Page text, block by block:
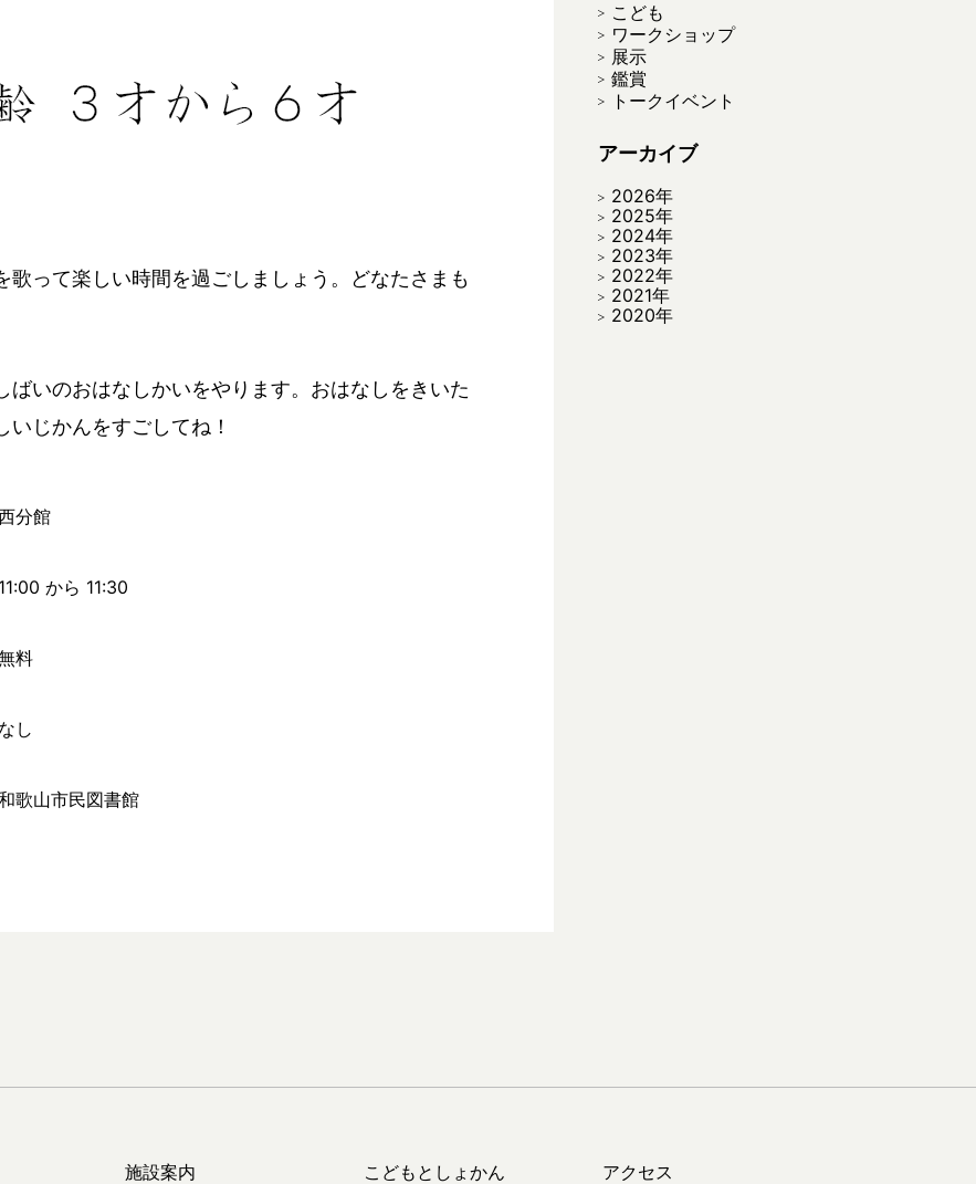
歌って楽しい時間を過ごしましょう。どなたさまも
いのおはなしかいをやります。おはなしをきいた
いじかんをすごしてね！
分館
11:00 から 11:30
料
なし
歌山市民図書館
こども
ワークショップ
展示
鑑賞
トークイベント
アーカイブ
2026年
2025年
2024年
2023年
2022年
2021年
2020年
施設案内 こどもとしょかん アクセス